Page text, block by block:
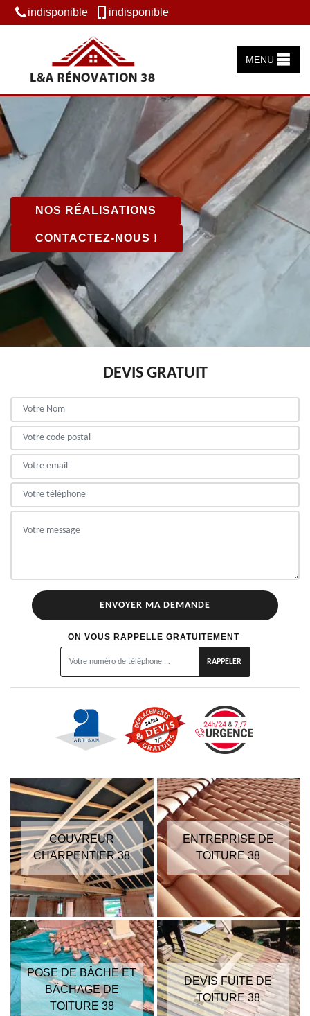
indisponible indisponible
MENU
NOS RÉALISATIONS
CONTACTEZ-NOUS !
DEVIS GRATUIT
ON VOUS RAPPELLE GRATUITEMENT
COUVREUR
CHARPENTIER 38
ENTREPRISE DE
TOITURE 38
POSE DE BÂCHE ET
BÂCHAGE DE
TOITURE 38
DEVIS FUITE DE
TOITURE 38